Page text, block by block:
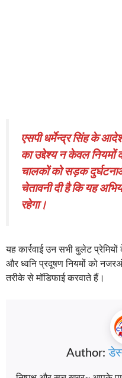
एसपी धर्मेन्द्र सिंह के
का उद्देश्य न केवल नियमों
चालकों को सड़क
चेतावनी दी है कि यह
रहेगा।
​यह कार्रवाई उन सभी बुलेट
और ध्वनि प्रदूषण नियमों को
तरीके से मॉडिफाई करवाते हैं।
Author: